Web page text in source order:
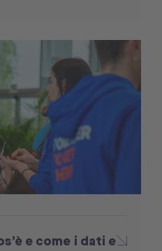
e come i dati e